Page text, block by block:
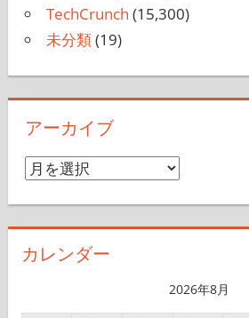
TechCrunch (15,300)
未分類(19)
アーカイブ
ア
イ
カレンダー
2026年8月